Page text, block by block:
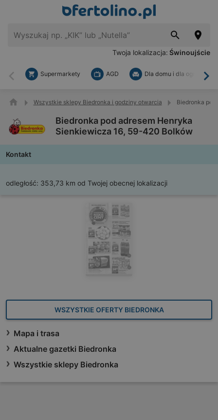
Twoja lokalizacja: Świnoujście
Wstecz
Supermarkety AGD Dla domu i dla ogrodu
Wszystkie sklepy Biedronka i godziny otwarcia Biedronka
Biedronka pod adresem Henryka
Sienkiewicza 16, 59-420 Bolków
Kontakt
odległość: 353,73 km od Twojej obecnej lokalizacji
WSZYSTKIE OFERTY BIEDRONKA
Mapa i trasa
Aktualne gazetki Biedronka
Wszystkie sklepy Biedronka